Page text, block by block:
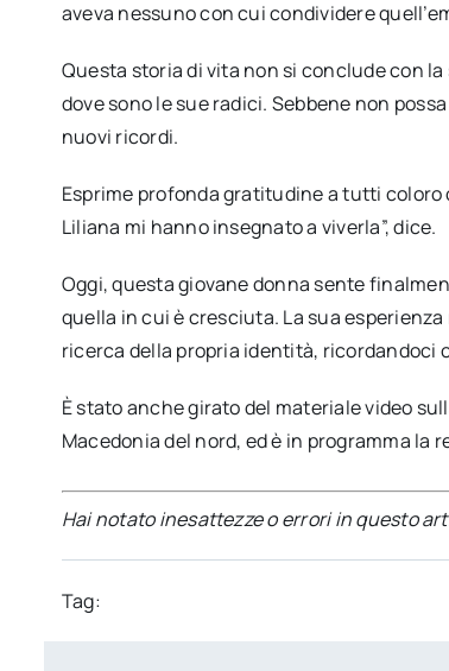
aveva nessuno con cui condividere
Questa storia di vita non si conclude con
dove sono le sue radici. Sebbene non
nuovi ricordi.
Esprime profonda gratitudine a tutti coloro
Liliana mi hanno insegnato a viverla”, dice.
Oggi, questa giovane donna sente
quella in cui è cresciuta. La sua
ricerca della propria identità, ricordandoci
È stato anche girato del materiale video
Macedonia del nord, ed è in programma la
Hai notato inesattezze o errori in questo
Tag: